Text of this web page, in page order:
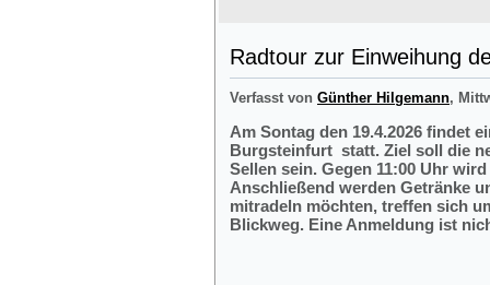
Radtour zur Einweihung
Verfasst von Günther Hilgemann,
Am Sontag den 19.4.2026 findet
Burgsteinfurt statt. Ziel soll die
Sellen sein. Gegen 11:00 Uhr
Anschließend werden Getränke
mitradeln möchten, treffen sich
Blickweg. Eine Anmeldung ist